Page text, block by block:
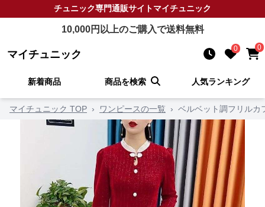
チュニック専門通販サイトマイチュニック
10,000円以上のご購入で送料無料
マイチュニック 0 0
新着商品 商品を検索 人気ランキング
マイチュニック TOP › ワンピースの一覧 › ベルベット調フリルカ